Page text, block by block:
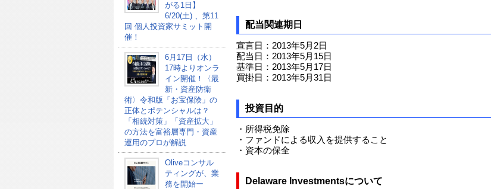
がる1日】
6/20(土) 、第11
回 個人投資家サミット開
催！
6月17日（水）
17時よりオンラ
イン開催！〈最
新・資産防衛
術〉令和版「お宝保険」の
正体とポテンシャルは？
「相続対策」「資産拡大」
の方法を富裕層専門・資産
運用のプロが解説
Oliveコンサル
ティングが、業
務を開始ー
配当関連期日
宣言日：2013年5月2日
配当日：2013年5月15日
基準日：2013年5月17日
買掛日：2013年5月31日
投資目的
・所得税免除
・ファンドによる収入を提供すること
・資本の保全
Delaware Investmentsについて